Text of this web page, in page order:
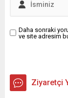
Daha sonraki
ve site adresim
Ziyaretçi